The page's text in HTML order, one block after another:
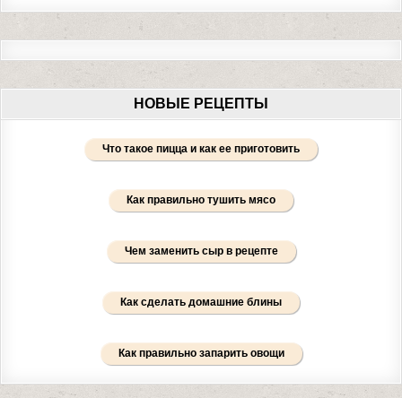
НОВЫЕ РЕЦЕПТЫ
Что такое пицца и как ее приготовить
Как правильно тушить мясо
Чем заменить сыр в рецепте
Как сделать домашние блины
Как правильно запарить овощи